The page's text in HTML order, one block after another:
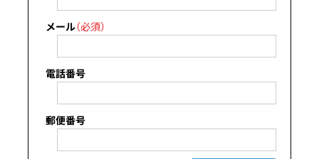
メール（必須）
電話番号
郵便番号